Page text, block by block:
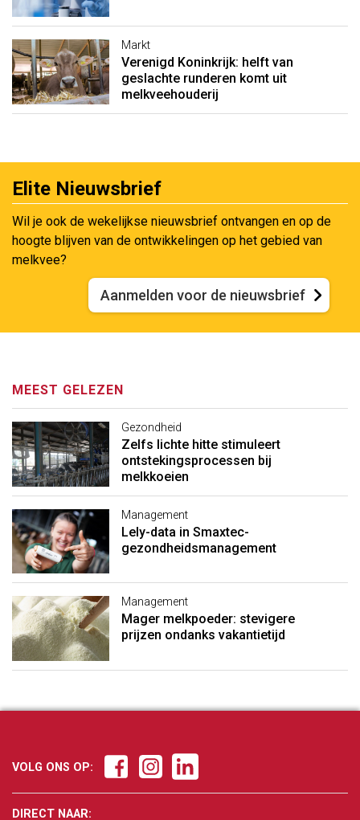
Markt
Verenigd Koninkrijk: helft van
geslachte runderen komt uit
melkveehouderij
Elite Nieuwsbrief
Wil je ook de wekelijkse nieuwsbrief ontvangen en op de
hoogte blijven van de ontwikkelingen op het gebied van
melkvee?
Aanmelden voor de nieuwsbrief
MEEST GELEZEN
Gezondheid
Zelfs lichte hitte stimuleert
ontstekingsprocessen bij
melkkoeien
Management
Lely-data in Smaxtec-
gezondheidsmanagement
Management
Mager melkpoeder: stevigere
prijzen ondanks vakantietijd
VOLG ONS OP:
DIRECT NAAR: